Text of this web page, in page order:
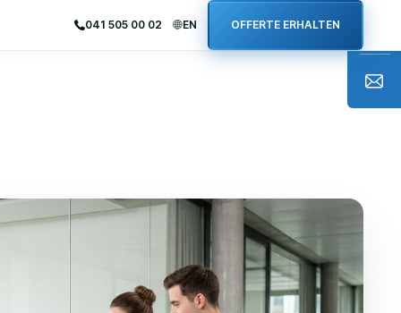
041 505 00 02 EN OFFERTE ERHALTEN